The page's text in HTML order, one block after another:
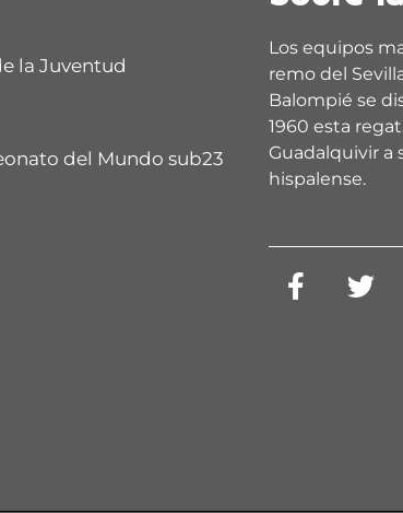
la Juventud
del Mundo sub23
Los equipos
remo del
Balompié se
1960 esta
Guadalquivir a
hispalense.